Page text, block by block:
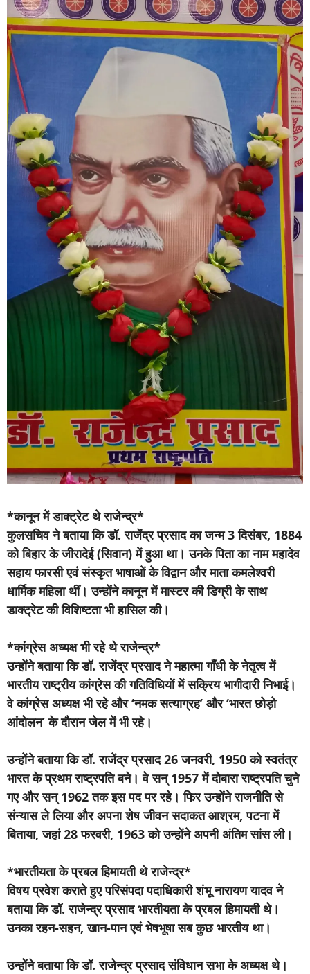
*कानून में डाक्ट्रेट थे राजेन्द्र*
कुलसचिव ने बताया कि डॉ. राजेंद्र प्रसाद का जन्म 3 दिसंबर, 1884
को बिहार के जीरादेई (सिवान) में हुआ था। उनके पिता का नाम महादेव
सहाय फारसी एवं संस्कृत भाषाओं के विद्वान और माता कमलेश्वरी
धार्मिक महिला थीं। उन्होंने कानून में मास्टर की डिग्री के साथ
डाक्ट्रेट की विशिष्टता भी हासिल की।
*कांग्रेस अध्यक्ष भी रहे थे राजेन्द्र*
उन्होंने बताया कि डॉ. राजेंद्र प्रसाद ने महात्मा गाँधी के नेतृत्व में
भारतीय राष्ट्रीय कांग्रेस की गतिविधियों में सक्रिय भागीदारी निभाई।
वे कांग्रेस अध्यक्ष भी रहे और ‘नमक सत्याग्रह’ और ‘भारत छोड़ो
आंदोलन’ के दौरान जेल में भी रहे।
उन्होंने बताया कि डॉ. राजेंद्र प्रसाद 26 जनवरी, 1950 को स्वतंत्र
भारत के प्रथम राष्ट्रपति बने। वे सन् 1957 में दोबारा राष्ट्रपति चुने
गए और सन् 1962 तक इस पद पर रहे। फिर उन्होंने राजनीति से
संन्यास ले लिया और अपना शेष जीवन सदाकत आश्रम, पटना में
बिताया, जहां 28 फरवरी, 1963 को उन्होंने अपनी अंतिम सांस ली।
*भारतीयता के प्रबल हिमायती थे राजेन्द्र*
विषय प्रवेश कराते हुए परिसंपदा पदाधिकारी शंभू नारायण यादव ने
बताया कि डॉ. राजेन्द्र प्रसाद भारतीयता के प्रबल हिमायती थे।
उनका रहन-सहन, खान-पान एवं भेषभूषा सब कुछ भारतीय था।
उन्होंने बताया कि डॉ. राजेन्द्र प्रसाद संविधान सभा के अध्यक्ष थे।